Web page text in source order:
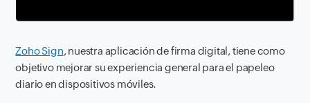
Zoho Sign, nuestra aplicación de firma digital, tiene como
objetivo mejorar su experiencia general para el papeleo
diario en dispositivos móviles.